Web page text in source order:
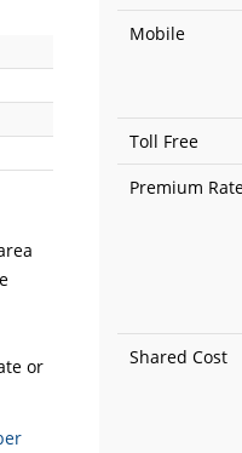
or
Mobile
Toll Free
Premium
Shared Cost